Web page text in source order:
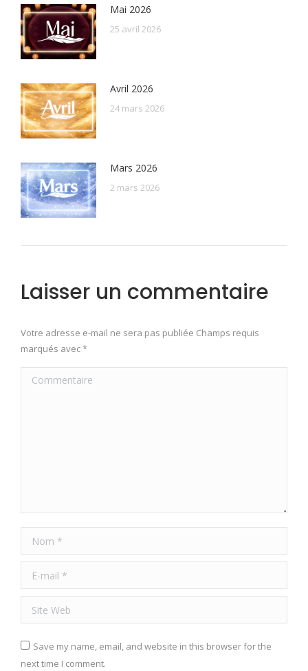
Mai 2026
25 avril 2026
Avril 2026
24 mars 2026
Mars 2026
2 mars 2026
Laisser un commentaire
Votre adresse e-mail ne sera pas publiée Champs requis
marqués avec*
Commentaire
Nom *
E-mail *
Site Web
Save my name, email, and website in this browser for the
next time I comment.